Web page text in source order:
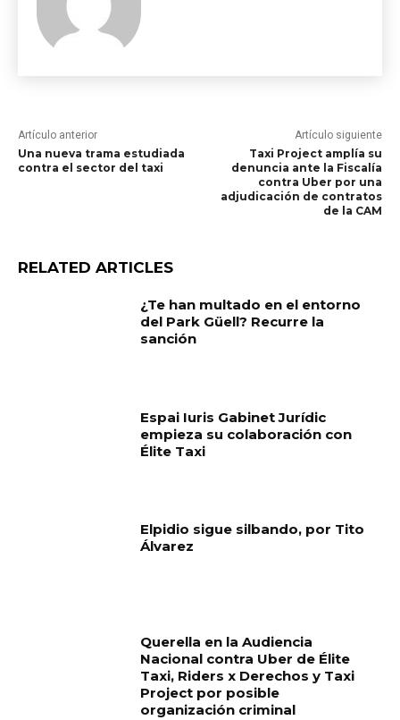
Artículo anterior
Una nueva trama estudiada
contra el sector del taxi
Artículo siguiente
Taxi Project amplía su
denuncia ante la Fiscalía
contra Uber por una
adjudicación de contratos
de la CAM
RELATED ARTICLES
¿Te han multado en el entorno
del Park Güell? Recurre la
sanción
Espai Iuris Gabinet Jurídic
empieza su colaboración con
Élite Taxi
Elpidio sigue silbando, por Tito
Álvarez
Querella en la Audiencia
Nacional contra Uber de Élite
Taxi, Riders x Derechos y Taxi
Project por posible
organización criminal